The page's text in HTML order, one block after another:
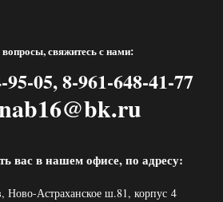
свяжитесь с нами:
05, 8-961-648-41-77
вас в нашем офисе, по адресу:
Ново-Астраханское ш.81, корпус 4